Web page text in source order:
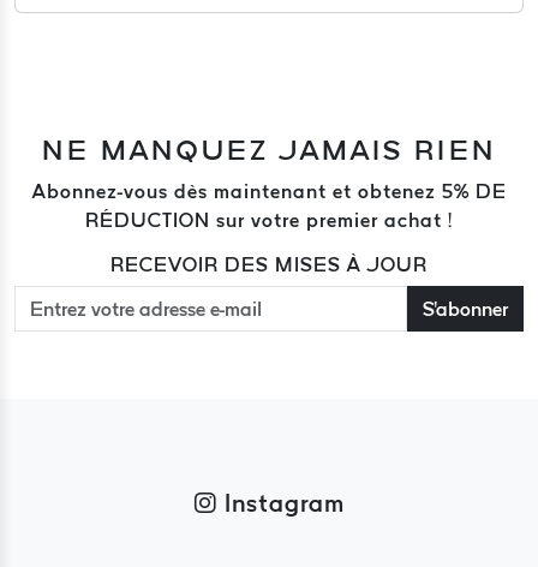
NE MANQUEZ JAMAIS RIEN
Abonnez-vous dès maintenant et obtenez 5% DE
RÉDUCTION sur votre premier achat !
RECEVOIR DES MISES À JOUR
S'abonner
Instagram